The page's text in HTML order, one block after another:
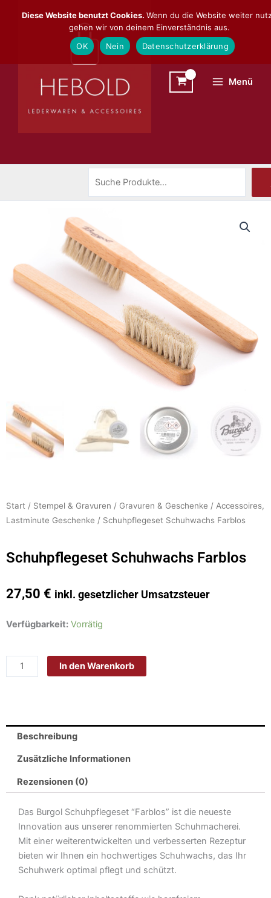
Inhalt
Menü
Start / Stempel & Gravuren / Gravuren & Geschenke / Accessoires,
Lastminute Geschenke / Schuhpflegeset Schuhwachs Farblos
Schuhpflegeset Schuhwachs Farblos
27,50 € inkl. gesetzlicher Umsatzsteuer
Verfügbarkeit: Vorrätig
Schuhpflegeset
Menge
In den Warenkorb
Beschreibung
Zusätzliche Informationen
Rezensionen (0)
Das Burgol Schuhpflegeset “Farblos” ist die neueste
Innovation aus unserer renommierten Schuhmacherei.
Mit einer weiterentwickelten und verbesserten Rezeptur
bieten wir Ihnen ein hochwertiges Schuhwachs, das Ihr
Schuhwerk optimal pflegt und schützt.
Diese Website benutzt Cookies. Wenn du die Website weiter
gehen wir von deinem Einverständnis aus.
OK
Nein Datenschutzerklärung